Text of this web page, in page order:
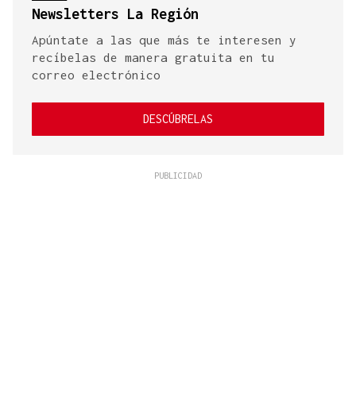
Newsletters La Región
Apúntate a las que más te interesen y
recíbelas de manera gratuita en tu
correo electrónico
DESCÚBRELAS